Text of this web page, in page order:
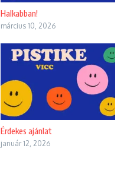
Halkabban!
március 10, 2026
Érdekes ajánlat
január 12, 2026